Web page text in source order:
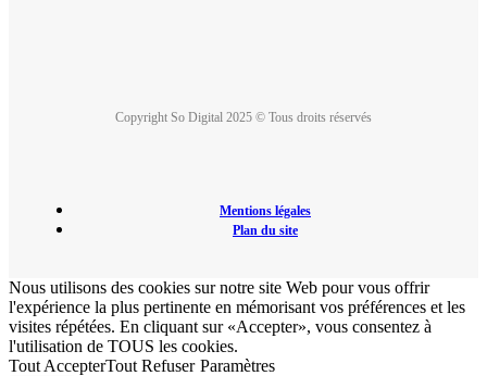
Copyright So Digital 2025 © Tous droits réservés
Mentions légales
Plan du site
Nous utilisons des cookies sur notre site Web pour vous offrir
l'expérience la plus pertinente en mémorisant vos préférences et les
visites répétées. En cliquant sur «Accepter», vous consentez à
l'utilisation de TOUS les cookies.
Tout AccepterTout Refuser Paramètres